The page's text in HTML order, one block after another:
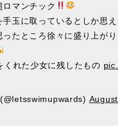
マンチック
手玉に取っているとしか思
ったところ徐々に盛り上が
くれた少女に残したもの